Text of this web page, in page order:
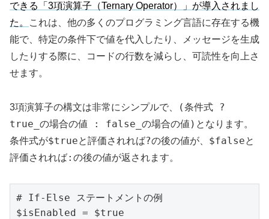
できる「3項演算子（Ternary Operator）」が導入されまし
た。
これは、他の多くのプログラミング言語に存在する機
能で、特定の条件下で値を代入したり、メッセージを生成
したりする際に、コードの行数を減らし、可読性を向上さ
せます。
3項演算子の構文は非常にシンプルで、
(条件式 ?
true_の場合の値 : false_の場合の値) となります。
条件式が$trueと評価されれば?の後の値が、 $falseと
評価されれば: の後の値が返されます。
# If-Else ステートメントの例
$isEnabled = $true